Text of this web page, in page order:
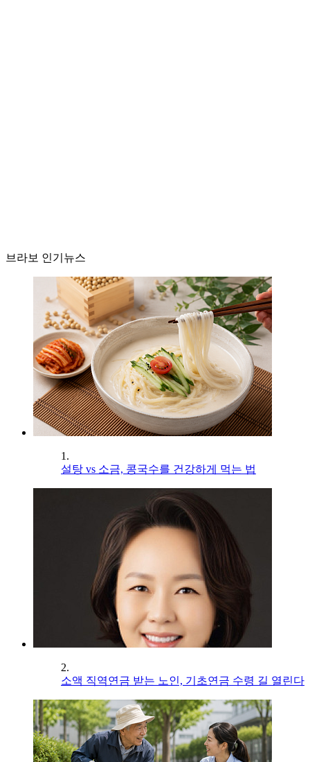
브라보 인기뉴스
1.
설탕 vs 소금, 콩국수를 건강하게 먹는 법
2.
소액 직역연금 받는 노인, 기초연금 수령 길 열린다